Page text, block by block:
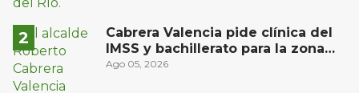
Cabrera Valencia pide clínica del
IMSS y bachillerato para la zona
oriente de San Juan del Río
Ago 05, 2026